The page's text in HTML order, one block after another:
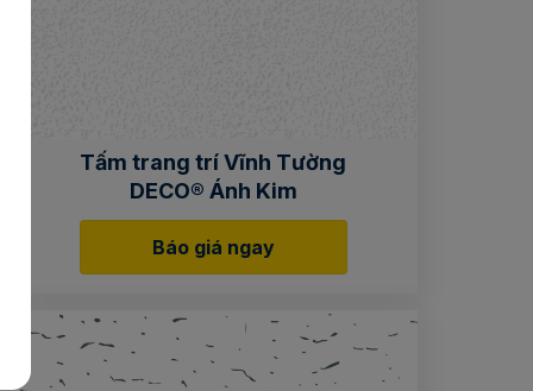
Tấm trang trí Vĩnh Tường
DECO® Ánh Kim
Báo giá ngay